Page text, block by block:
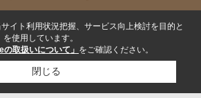
イト利用状況把握、サービス向上検討を目的と
使用しています。
の取扱いについて」 をご確認ください。
閉じる